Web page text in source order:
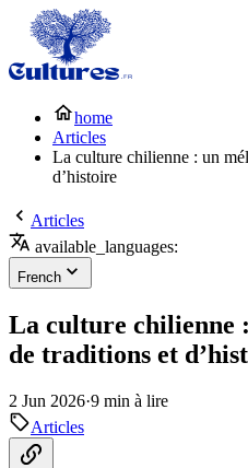
home
Articles
La culture chilienne : un
d’histoire
Articles
available_languages:
French
La culture chilienne
de traditions et
2 Jun 2026·9 min à lire
Articles